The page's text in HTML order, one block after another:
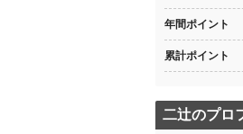
年間ポイント
累計ポイント
二辻のプロ